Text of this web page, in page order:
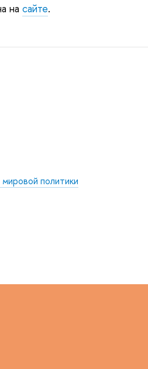
на сайте.
политики